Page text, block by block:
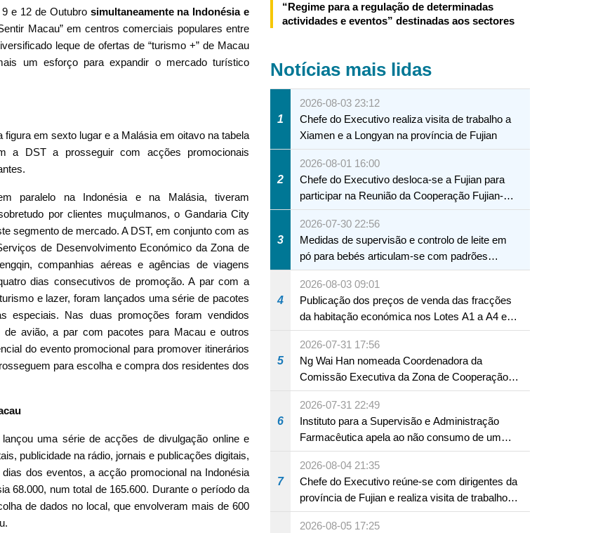
e 12 de Outubro simultaneamente na Indonésia e
Macau” em centros comerciais populares entre
leque de ofertas de “turismo +” de Macau
um esforço para expandir o mercado turístico
em sexto lugar e a Malásia em oitavo na tabela
a DST a prosseguir com acções promocionais
paralelo na Indonésia e na Malásia, tiveram
por clientes muçulmanos, o Gandaria City
segmento de mercado. A DST, em conjunto com as
de Desenvolvimento Económico da Zona de
companhias aéreas e agências de viagens
dias consecutivos de promoção. A par com a
e lazer, foram lançados uma série de pacotes
especiais. Nas duas promoções foram vendidos
de avião, a par com pacotes para Macau e outros
do evento promocional para promover itinerários
para escolha e compra dos residentes dos
uma série de acções de divulgação online e
publicidade na rádio, jornais e publicações digitais,
dos eventos, a acção promocional na Indonésia
68.000, num total de 165.600. Durante o período da
de dados no local, que envolveram mais de 600
“Regime para a regulação de determinadas
actividades e eventos” destinadas aos sectores
Notícias mais lidas
1
2026-08-03 23:12
Chefe do Executivo realiza visita de trabalho a
Xiamen e a Longyan na província de Fujian
2
2026-08-01 16:00
Chefe do Executivo desloca-se a Fujian para
participar na Reunião da Cooperação Fujian-
Macau
3
2026-07-30 22:56
Medidas de supervisão e controlo de leite em
pó para bebés articulam-se com padrões
internacionais Serviços interdepartamentais
envidam esforços para assegurar a saúde dos
bebés e crianças, assim como a segurança
alimentar
4
2026-08-03 09:01
Publicação dos preços de venda das fracções
da habitação económica nos Lotes A1 a A4 e
A12 da Zona A dos Novos Aterros
5
2026-07-31 17:56
Ng Wai Han nomeada Coordenadora da
Comissão Executiva da Zona de Cooperação
Aprofundada entre Guangdong e Macau em
Hengqin
6
2026-07-31 22:49
Instituto para a Supervisão e Administração
Farmacêutica apela ao não consumo de um
produto com substâncias medicamentosas
ocidentais
7
2026-08-04 21:35
Chefe do Executivo reúne-se com dirigentes da
província de Fujian e realiza visita de trabalho
em Fuzhou
2026-08-05 17:25